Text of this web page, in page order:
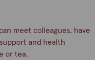
meet colleagues, have
and health
or tea.